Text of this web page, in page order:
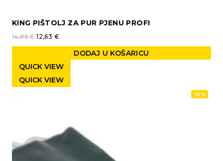
KING PIŠTOLJ ZA PUR PJENU PROFI
14,86€ 12,63 €
DODAJ U KOŠARICU
QUICK VIEW
QUICK VIEW
-15%